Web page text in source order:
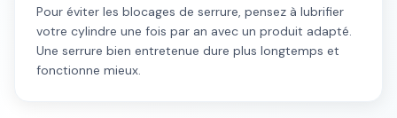
Pour éviter les blocages de serrure, pensez à lubrifier
votre cylindre une fois par an avec un produit adapté.
Une serrure bien entretenue dure plus longtemps et
fonctionne mieux.